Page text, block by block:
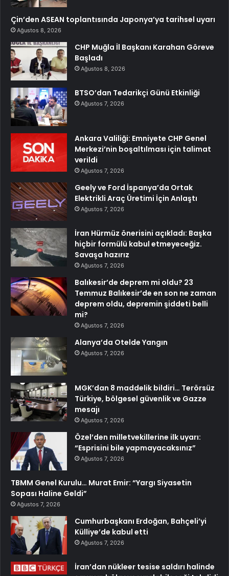
Çin’den ASEAN toplantısında Japonya’ya tarihsel uyarı
Ağustos 8, 2026
CHP Muğla İl Başkanı Karahan Göreve
Başladı
Ağustos 8, 2026
BTSO’dan Tedarikçi Günü Etkinliği
Ağustos 7, 2026
Ankara Valiliği: Emniyete CHP Genel
Merkezi’nin boşaltılması için talimat
verildi
Ağustos 7, 2026
Geely ve Ford İspanya’da Ortak
Elektrikli Araç Üretimi İçin Anlaştı
Ağustos 7, 2026
İran Hürmüz önerisini açıkladı: Başka
hiçbir formülü kabul etmeyeceğiz.
Savaşa hazırız
Ağustos 7, 2026
Balıkesir’de deprem mi oldu? 23
Temmuz Balıkesir’de en son ne zaman
deprem oldu, depremin şiddeti belli
mi?
Ağustos 7, 2026
Alanya’da Otelde Yangın
Ağustos 7, 2026
MGK’dan 8 maddelik bildiri… Terörsüz
Türkiye, bölgesel güvenlik ve Gazze
mesajı
Ağustos 7, 2026
Özel’den milletvekillerine ilk uyarı:
“Esprisini bile yapmayacaksınız”
Ağustos 7, 2026
TBMM Genel Kurulu… Murat Emir: “Yargı Siyasetin
Sopası Haline Geldi”
Ağustos 7, 2026
Cumhurbaşkanı Erdoğan, Bahçeli’yi
Külliye’de kabul etti
Ağustos 7, 2026
İran’dan nükleer tesise saldırı halinde